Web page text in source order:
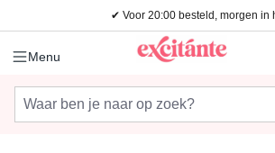
Ga naar de hoofdinhoud✔ Voor 20:00 besteld, morgen in
Menu